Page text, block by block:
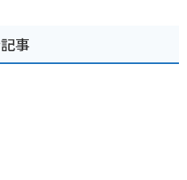
ので安心です。道の駅 松山は、旅の休憩
元の魅力を満喫できるスポットとしても
事